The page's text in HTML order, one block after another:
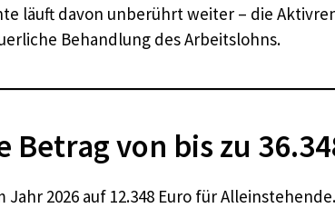
läuft davon unberührt weiter – die
Behandlung des Arbeitslohns.
von bis zu
2026 auf 12.348 Euro für